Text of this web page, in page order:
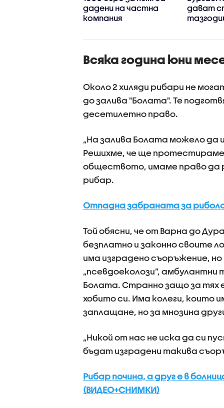
дадени на частна
компания
дават
Всяка година юни
Около 2 хиляди рибари не
до залива "Болата". Те
десетилетно право.
„На залива Болата можело да
Решихме, че ще
обществото, имаме право да
рибар.
Отпадна забраната за
Той обясни, че от Варна до
безплатно и законно своите
има изградено съоръжение, но
„псевдоеколози”, амбулантни
Болата. Странно защо за тях
хобито си. Има колеги,
заплащане, но за мнозина
„Никой от нас не иска да си
бъдат изградени такива
Рибар почина, а друг е в
(ВИДЕО+СНИМКИ)